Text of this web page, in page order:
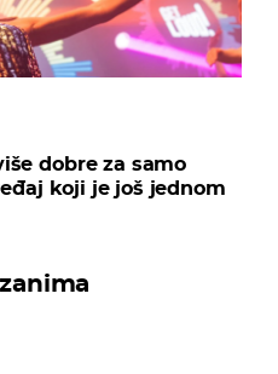
dobre za samo
koji je još jednom